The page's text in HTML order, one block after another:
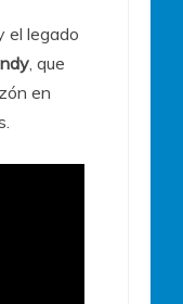
el legado
, que
en